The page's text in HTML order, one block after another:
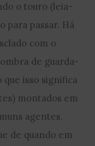
o touro (leia-
para passar. Há
com o
de guarda-
que isso significa
montados em
agentes,
de quando em